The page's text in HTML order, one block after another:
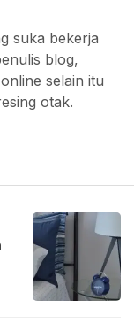
suka bekerja
blog,
selain itu
otak.